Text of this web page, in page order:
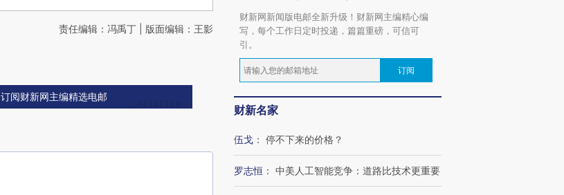
责任编辑：冯禹丁 | 版面编辑：王影
订阅财新网主编精选电邮
财新网新闻版电邮全新升级！财新网主编精心编
写，每个工作日定时投递，篇篇重磅，可信可
引。
订阅
财新名家
伍戈 ： 停不下来的价格？
罗志恒 ： 中美人工智能竞争：道路比技术更重要